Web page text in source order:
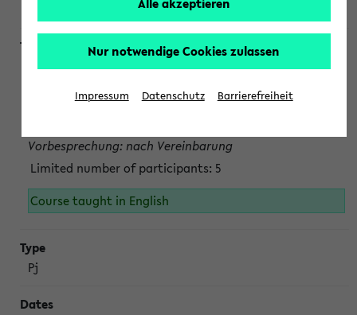
Wendisch, Peters-Wendisch, Stegelmann
Projektmodul "Bakterielle Biotechnologie"
Persönliche Anmeldung beim Veranstalter ist unbedingt
Vorbesprechung: nach Vereinbarung
Limited number of participants: 5
Course taught in English
Pj
Nur notwendige Cookies zulassen
Impressum Datenschutz Barrierefreiheit